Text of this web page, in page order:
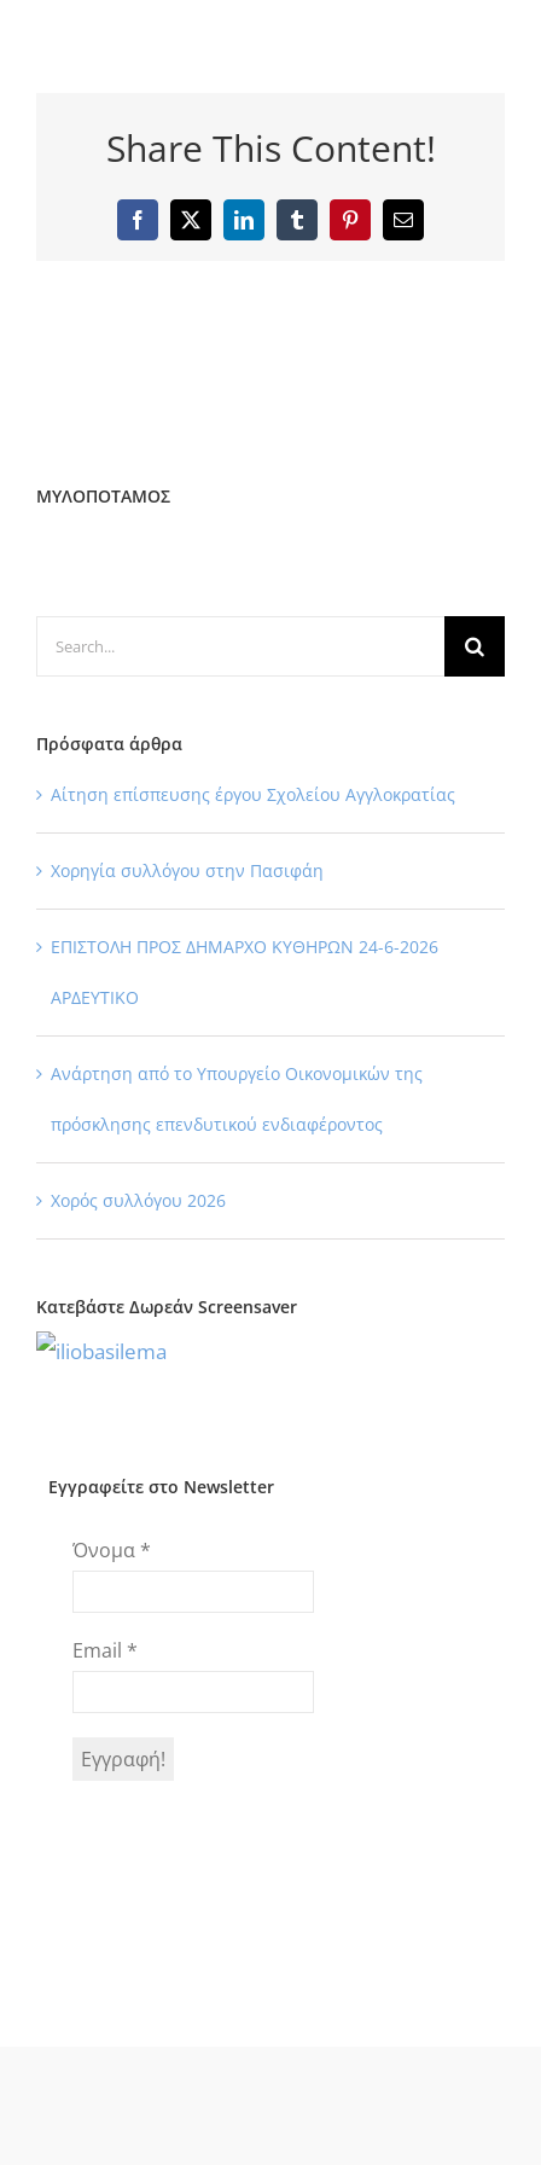
Share This Content!
FacebookTwitterLinkedInTumblrPinterestEmail
ΜΥΛΟΠΟΤΑΜΟΣ
Search
Πρόσφατα άρθρα
Αίτηση επίσπευσης έργου Σχολείου Αγγλοκρατίας
Χορηγία συλλόγου στην Πασιφάη
ΕΠΙΣΤΟΛΗ ΠΡΟΣ ΔΗΜΑΡΧΟ ΚΥΘΗΡΩΝ 24-6-2026
ΑΡΔΕΥΤΙΚΟ
Ανάρτηση από το Υπουργείο Οικονομικών της
πρόσκλησης επενδυτικού ενδιαφέροντος
Χορός συλλόγου 2026
Κατεβάστε Δωρεάν Screensaver
Εγγραφείτε στο Newsletter
Όνομα *
Email *